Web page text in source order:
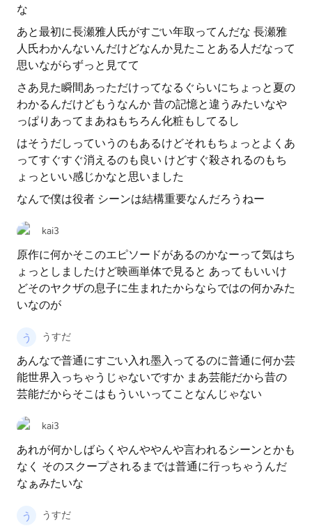
な
あと最初に長瀬雅人氏がすごい年取ってんだな 長瀬雅
人氏わかんないんだけどなんか見たことある人だなって
思いながらずっと見てて
さあ見た瞬間あっただけってなるぐらいにちょっと夏の
わかるんだけどもうなんか 昔の記憶と違うみたいなや
っぱりあってまあねもちろん化粧もしてるし
はそうだしっていうのもあるけどそれもちょっとよくあ
ってすぐすぐ消えるのも良い けどすぐ殺されるのもち
ょっといい感じかなと思いました
なんで僕は役者 シーンは結構重要なんだろうねー
kai3
原作に何かそこのエピソードがあるのかなーって気はち
ょっとしましたけど映画単体で見ると あってもいいけ
どそのヤクザの息子に生まれたからならではの何かみた
いなのが
うすだ
あんなで普通にすごい入れ墨入ってるのに普通に何か芸
能世界入っちゃうじゃないですか まあ芸能だから昔の
芸能だからそこはもういいってことなんじゃない
kai3
あれが何かしばらくやんややんや言われるシーンとかも
なく そのスクープされるまでは普通に行っちゃうんだ
なぁみたいな
うすだ